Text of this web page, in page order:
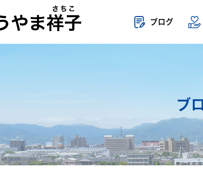
ブログ
ブ